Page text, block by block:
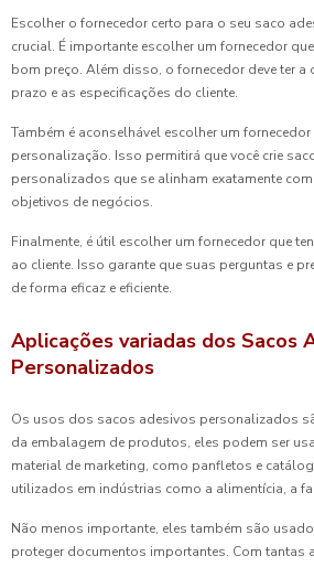
Escolher o fornecedor certo para o seu saco
crucial. É importante escolher um fornecedor
bom preço. Além disso, o fornecedor deve ter a
prazo e as especificações do cliente.
Também é aconselhável escolher um
personalização. Isso permitirá que você crie
personalizados que se alinham exatamente
objetivos de negócios.
Finalmente, é útil escolher um fornecedor que
ao cliente. Isso garante que suas perguntas e
de forma eficaz e eficiente.
Aplicações variadas dos Sacos
Personalizados
Os usos dos sacos adesivos personalizados
da embalagem de produtos, eles podem ser
material de marketing, como panfletos e
utilizados em indústrias como a alimentícia, a
Não menos importante, eles também são
proteger documentos importantes. Com tantas